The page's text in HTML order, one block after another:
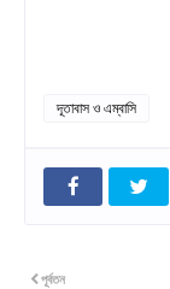
দূতাবাস ও এম্বাসি
পূর্বতন